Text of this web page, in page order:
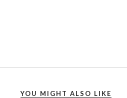
YOU MIGHT ALSO LIKE